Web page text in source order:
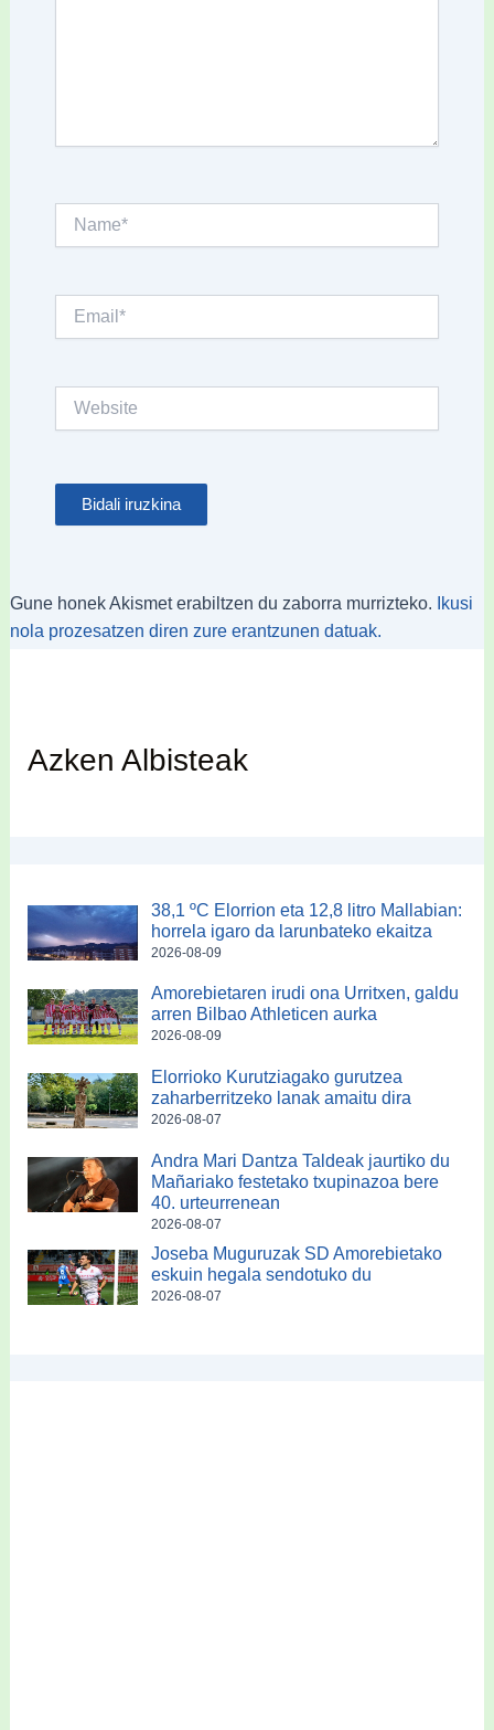
Gune honek Akismet erabiltzen du zaborra murrizteko.
Ikusi
nola prozesatzen diren zure erantzunen datuak.
Azken Albisteak
38,1 ºC Elorrion eta 12,8 litro Mallabian:
horrela igaro da larunbateko ekaitza
2026-08-09
Amorebietaren irudi ona Urritxen, galdu
arren Bilbao Athleticen aurka
2026-08-09
Elorrioko Kurutziagako gurutzea
zaharberritzeko lanak amaitu dira
2026-08-07
Andra Mari Dantza Taldeak jaurtiko du
Mañariako festetako txupinazoa bere
40. urteurrenean
2026-08-07
Joseba Muguruzak SD Amorebietako
eskuin hegala sendotuko du
2026-08-07